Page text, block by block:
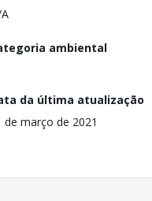
ambiental
da última atualização
de março de 2021